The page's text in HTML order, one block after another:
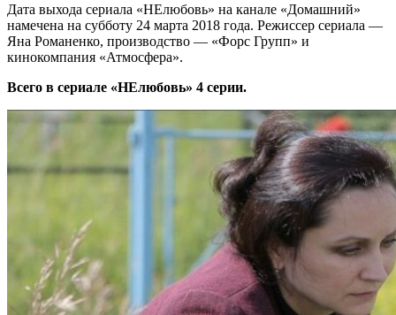
Дата выхода сериала «НЕлюбовь» на канале «Домашний»
намечена на субботу 24 марта 2018 года. Режиссер сериала —
Яна Романенко, производство — «Форс Групп» и
кинокомпания «Атмосфера».
Всего в сериале «НЕлюбовь» 4 серии.